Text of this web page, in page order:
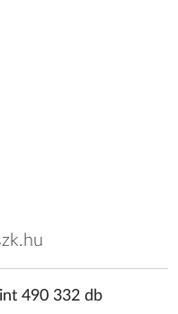
490 332 db